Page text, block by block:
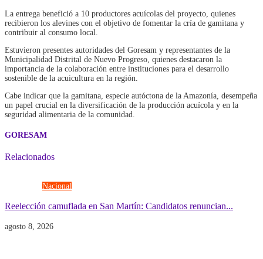
La entrega benefició a 10 productores acuícolas del proyecto, quienes
recibieron los alevines con el objetivo de fomentar la cría de gamitana y
contribuir al consumo local.
Estuvieron presentes autoridades del Goresam y representantes de la
Municipalidad Distrital de Nuevo Progreso, quienes destacaron la
importancia de la colaboración entre instituciones para el desarrollo
sostenible de la acuicultura en la región.
Cabe indicar que la gamitana, especie autóctona de la Amazonía, desempeña
un papel crucial en la diversificación de la producción acuícola y en la
seguridad alimentaria de la comunidad.
GORESAM
Relacionados
Nacional
Reelección camuflada en San Martín: Candidatos renuncian...
agosto 8, 2026